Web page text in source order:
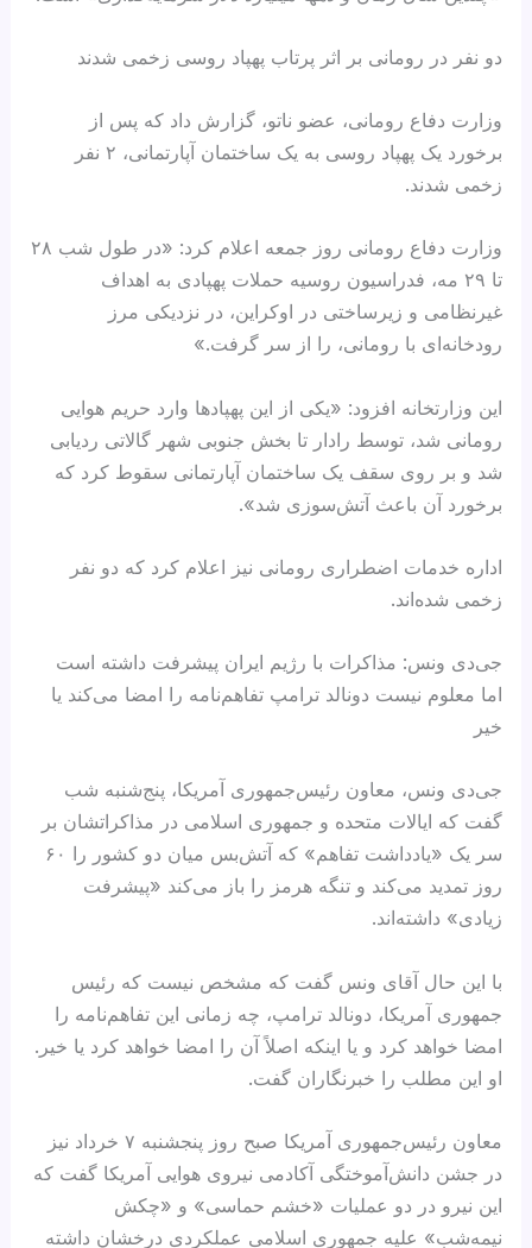
دو نفر در رومانی بر اثر پرتاب پهپاد روسی زخمی شدند
وزارت دفاع رومانی، عضو ناتو، گزارش داد که پس از
برخورد یک پهپاد روسی به یک ساختمان آپارتمانی، ۲ نفر
زخمی شدند.
وزارت دفاع رومانی روز جمعه اعلام کرد: «در طول شب ۲۸
تا ۲۹ مه، فدراسیون روسیه حملات پهپادی به اهداف
غیرنظامی و زیرساختی در اوکراین، در نزدیکی مرز
رودخانه‌ای با رومانی، را از سر گرفت.»
این وزارتخانه افزود: «یکی از این پهپادها وارد حریم هوایی
رومانی شد، توسط رادار تا بخش جنوبی شهر گالاتی ردیابی
شد و بر روی سقف یک ساختمان آپارتمانی سقوط کرد که
برخورد آن باعث آتش‌سوزی شد».
اداره خدمات اضطراری رومانی نیز اعلام کرد که دو نفر
زخمی شده‌اند.
جی‌دی ونس: مذاکرات با رژیم ایران پیشرفت داشته است
اما معلوم نیست دونالد ترامپ تفاهم‌نامه را امضا می‌کند یا
خیر
جی‌دی ونس، معاون رئیس‌جمهوری آمریکا، پنج‌شنبه شب
گفت که ایالات متحده و جمهوری اسلامی در مذاکراتشان بر
سر یک «یادداشت تفاهم» که آتش‌بس میان دو کشور را ۶۰
روز تمدید می‌کند و تنگه هرمز را باز می‌کند «پیشرفت
زیادی» داشته‌اند.
با این حال آقای ونس گفت که مشخص نیست که رئیس
جمهوری آمریکا، دونالد ترامپ، چه زمانی این تفاهم‌نامه را
امضا خواهد کرد و یا اینکه اصلاً آن را امضا خواهد کرد یا خیر.
او این مطلب را خبرنگاران گفت.
معاون رئیس‌جمهوری آمریکا صبح روز پنجشنبه ۷ خرداد نیز
در جشن دانش‌آموختگی آکادمی نیروی هوایی آمریکا گفت که
این نیرو در دو عملیات «خشم حماسی» و «چکش
نیمه‌شب» علیه جمهوری اسلامی عملکردی درخشان داشته